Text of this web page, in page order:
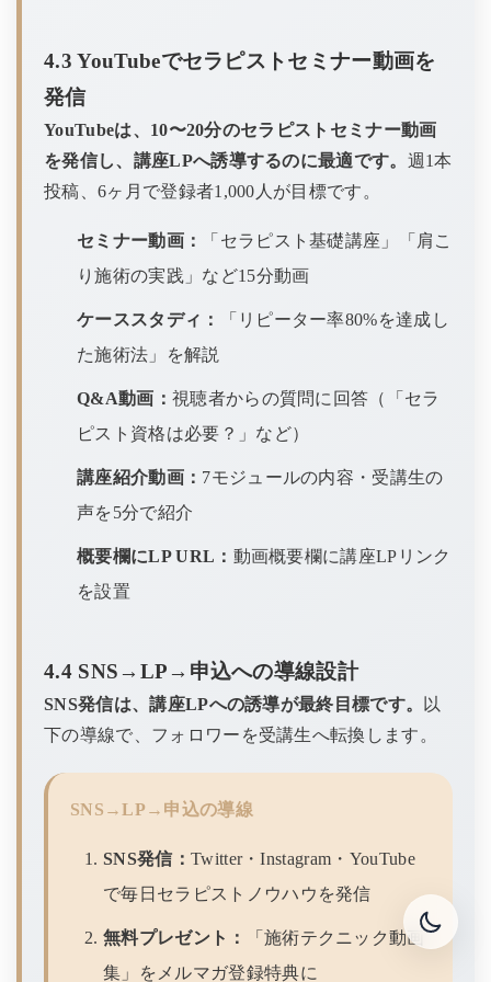
4.3 YouTubeでセラピストセミナー動画を
発信
YouTubeは、10〜20分のセラピストセミナー動画
を発信し、講座LPへ誘導するのに最適です。 週1本
投稿、6ヶ月で登録者1,000人が目標です。
セミナー動画：
「セラピスト基礎講座」「肩こ
り施術の実践」など15分動画
ケーススタディ：
「リピーター率80%を達成し
た施術法」を解説
Q&A動画： 視聴者からの質問に回答（「セラ
ピスト資格は必要？」など）
講座紹介動画： 7モジュールの内容・受講生の
声を5分で紹介
概要欄にLP URL： 動画概要欄に講座LPリンク
を設置
4.4 SNS→LP→申込への導線設計
SNS発信は、講座LPへの誘導が最終目標です。 以
下の導線で、フォロワーを受講生へ転換します。
SNS→LP→申込の導線
SNS発信： Twitter・Instagram・YouTube
で毎日セラピストノウハウを発信
無料プレゼント：
「施術テクニック動画
集」をメルマガ登録特典に